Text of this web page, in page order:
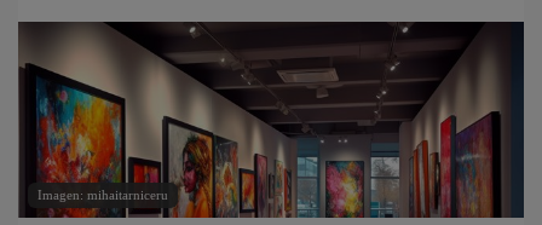
Imagen: mihaitarniceru